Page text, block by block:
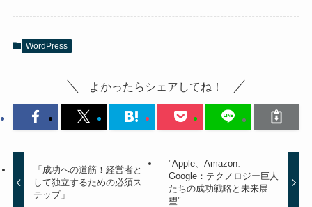
WordPress
よかったらシェアしてね！
「成功への道筋！経営者と
して独立するための必須ス
テップ」
"Apple、Amazon、
Google：テクノロジー巨人
たちの成功戦略と未来展
望"